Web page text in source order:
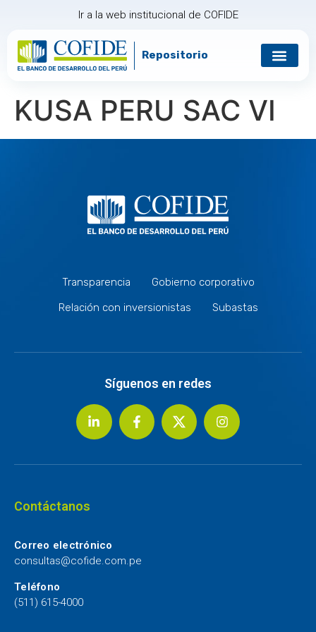
Ir a la web institucional de COFIDE
Repositorio
KUSA PERU SAC VI
Transparencia
Gobierno corporativo
Relación con inversionistas
Subastas
Síguenos en redes
Contáctanos
Correo electrónico
consultas@cofide.com.pe
Teléfono
(511) 615-4000